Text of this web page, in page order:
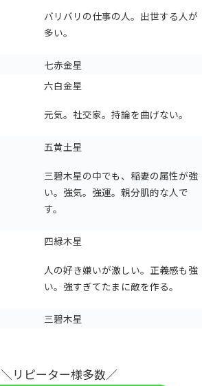
バリバリの仕事の人。出世する人が
多い。
七赤金星
六白金星
元気。社交家。持論を曲げない。
五黄土星
三碧木星の中でも、稲妻の属性が強
い。強気。強運。親分肌的な人で
す。
四緑木星
人の好き嫌いが激しい。正義感も強
い。強すぎてたまに敵を作る。
三碧木星
＼リピーター様多数／